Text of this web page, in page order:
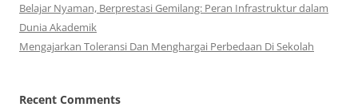
Belajar Nyaman, Berprestasi Gemilang: Peran Infrastruktur dalam
Dunia Akademik
Mengajarkan Toleransi Dan Menghargai Perbedaan Di Sekolah
Recent Comments